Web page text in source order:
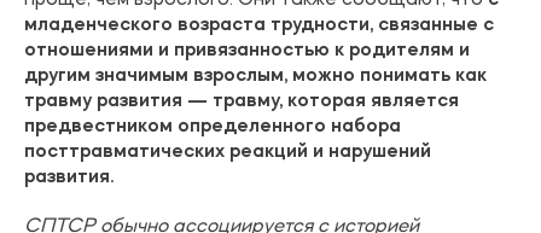
младенческого возраста трудности, связанные с
отношениями и привязанностью к родителям и
другим значимым взрослым, можно понимать как
травму развития — травму, которая является
предвестником определенного набора
посттравматических реакций и нарушений
развития.
СПТСР обычно ассоциируется с историей